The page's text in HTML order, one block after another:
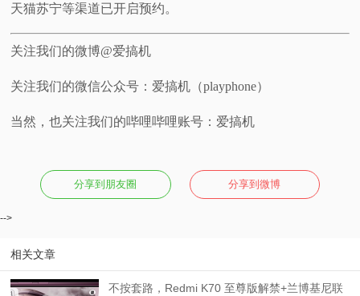
天猫苏宁等渠道已开启预约。
关注我们的微博@爱搞机
关注我们的微信公众号：爱搞机（playphone）
当然，也关注我们的哔哩哔哩账号：爱搞机
分享到朋友圈 分享到微博
-->
相关文章
不按套路，Redmi K70 至尊版解禁+兰博基尼联